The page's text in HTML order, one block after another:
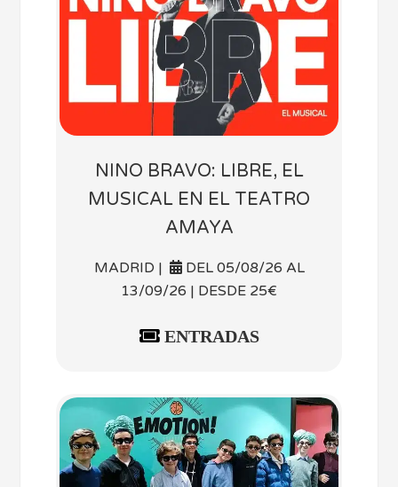
NINO BRAVO: LIBRE, EL
MUSICAL EN EL TEATRO
AMAYA
MADRID |
DEL 05/08/26 AL
13/09/26 | DESDE 25€
ENTRADAS